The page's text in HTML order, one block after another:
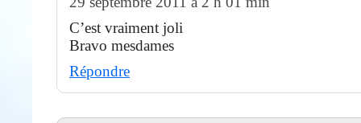
C’est vraiment joli
Bravo mesdames
Répondre